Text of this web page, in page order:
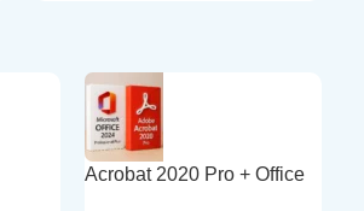
Acrobat 2020 Pro + Office